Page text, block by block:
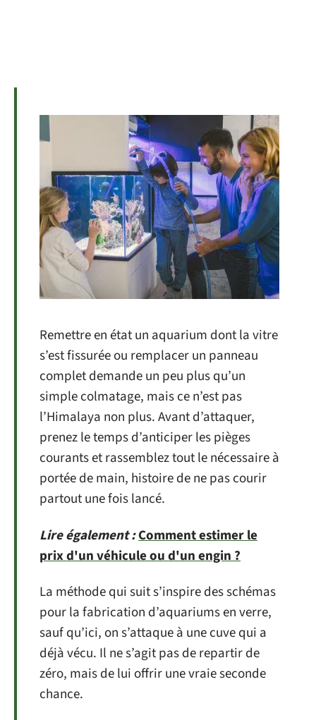
Remettre en état un aquarium dont la vitre
s’est fissurée ou remplacer un panneau
complet demande un peu plus qu’un
simple colmatage, mais ce n’est pas
l’Himalaya non plus. Avant d’attaquer,
prenez le temps d’anticiper les pièges
courants et rassemblez tout le nécessaire à
portée de main, histoire de ne pas courir
partout une fois lancé.
Lire également :Comment estimer le
prix d'un véhicule ou d'un engin ?
La méthode qui suit s’inspire des schémas
pour la fabrication d’aquariums en verre,
sauf qu’ici, on s’attaque à une cuve qui a
déjà vécu. Il ne s’agit pas de repartir de
zéro, mais de lui offrir une vraie seconde
chance.